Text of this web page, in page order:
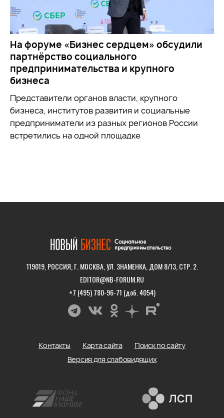
На форуме «Бизнес сердцем» обсудили
партнёрство социального
предпринимательства и крупного
бизнеса
Представители органов власти, крупного
бизнеса, институтов развития и социальные
предприниматели из разных регионов России
встретились на одной площадке
119019, РОССИЯ, Г. МОСКВА, УЛ. ЗНАМЕНКА, ДОМ 8/13, СТР. 2.
EDITOR@NB-FORUM.RU
+7 (495) 780-96-71 (доб. 4054)
Контакты Карта сайта
Поиск по сайту
Версия для слабовидящих